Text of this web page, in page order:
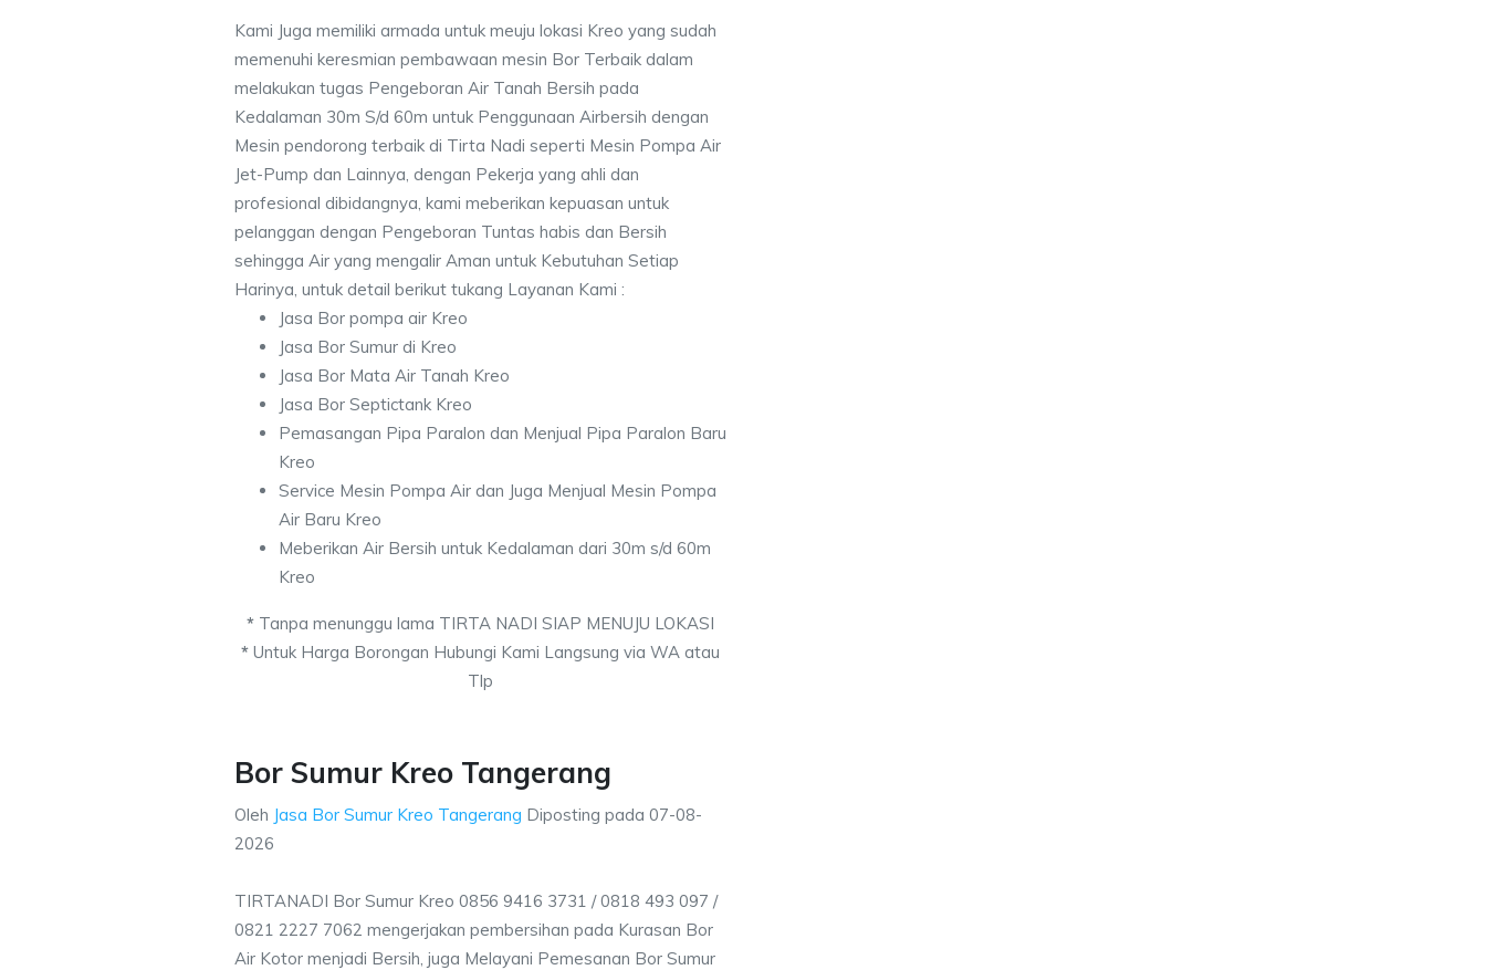
Kami Juga memiliki armada untuk meuju lokasi Kreo yang sudah
memenuhi keresmian pembawaan mesin Bor Terbaik dalam
melakukan tugas Pengeboran Air Tanah Bersih pada
Kedalaman 30m S/d 60m untuk Penggunaan Airbersih dengan
Mesin pendorong terbaik di Tirta Nadi seperti Mesin Pompa Air
Jet-Pump dan Lainnya, dengan Pekerja yang ahli dan
profesional dibidangnya, kami meberikan kepuasan untuk
pelanggan dengan Pengeboran Tuntas habis dan Bersih
sehingga Air yang mengalir Aman untuk Kebutuhan Setiap
Harinya, untuk detail berikut tukang Layanan Kami :
Jasa Bor pompa air Kreo
Jasa Bor Sumur di Kreo
Jasa Bor Mata Air Tanah Kreo
Jasa Bor Septictank Kreo
Pemasangan Pipa Paralon dan Menjual Pipa Paralon Baru
Kreo
Service Mesin Pompa Air dan Juga Menjual Mesin Pompa
Air Baru Kreo
Meberikan Air Bersih untuk Kedalaman dari 30m s/d 60m
Kreo
* Tanpa menunggu lama TIRTA NADI SIAP MENUJU LOKASI
* Untuk Harga Borongan Hubungi Kami Langsung via WA atau
Tlp
Bor Sumur Kreo Tangerang
Oleh Jasa Bor Sumur Kreo Tangerang Diposting pada 07-08-
2026
TIRTANADI Bor Sumur Kreo 0856 9416 3731 / 0818 493 097 /
0821 2227 7062 mengerjakan pembersihan pada Kurasan Bor
Air Kotor menjadi Bersih, juga Melayani Pemesanan Bor Sumur